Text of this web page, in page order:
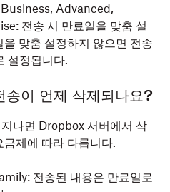
Advanced,
전송 시 만료일을 맞춤 설
맞춤 설정하지 않으면 전송
설정됩니다.
이 언제 삭제되나요?
나면 Dropbox 서버에서 삭
제에 따라 다릅니다.
전송된 내용은 만료일로